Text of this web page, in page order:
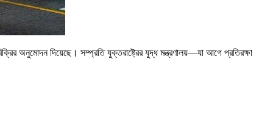
অনুমোদন দিয়েছে। সম্প্রতি যুক্তরাষ্ট্রের যুদ্ধ মন্ত্রণালয়—যা আগে প্রতিরক্ষা